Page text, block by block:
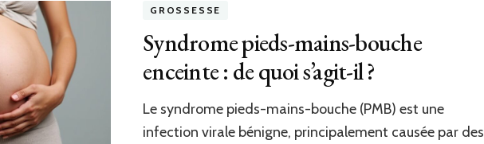
GROSSESSE
Syndrome pieds-mains-bouche
enceinte : de quoi s’agit-il ?
Le syndrome pieds-mains-bouche (PMB) est une
infection virale bénigne, principalement causée par des